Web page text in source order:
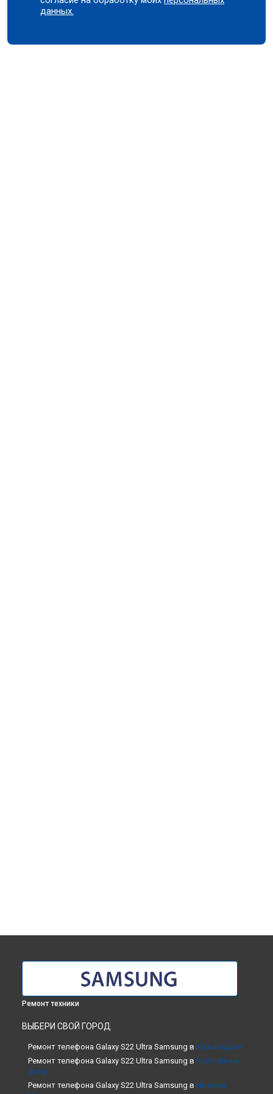
данных.
Ремонт техники
ВЫБЕРИ СВОЙ ГОРОД
Ремонт телефона Galaxy S22 Ultra Samsung в Краснодаре
Ремонт телефона Galaxy S22 Ultra Samsung в Ростове-на-
Дону
Ремонт телефона Galaxy S22 Ultra Samsung в Нижнем